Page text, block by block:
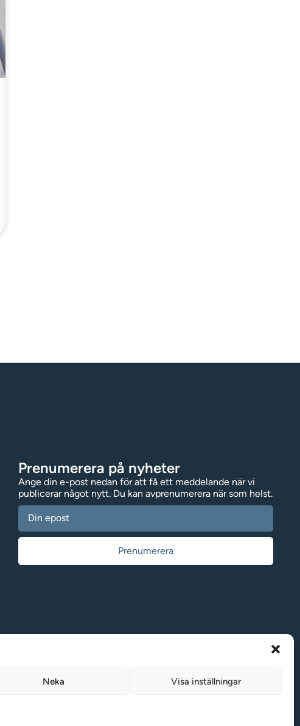
Neka Visa inställningar
Prenumerera på nyheter
Ange din e-post nedan för att få ett meddelande när vi
publicerar något nytt. Du kan avprenumerera när som helst.